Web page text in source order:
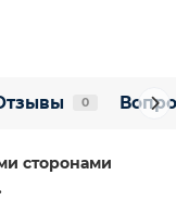
0
сторонами